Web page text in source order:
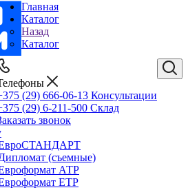
(29) 666-06-13 Консультации
(29) 6-211-500 Склад
звонок
Главная
Каталог
Назад
Каталог
(съемные)
АТР
ЕТР